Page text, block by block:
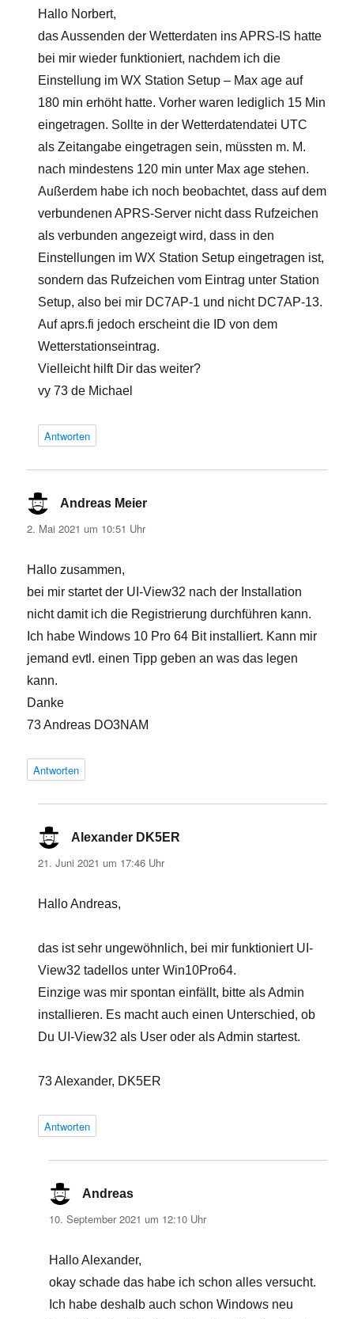
Hallo Norbert,
das Aussenden der Wetterdaten ins APRS-IS hatte
bei mir wieder funktioniert, nachdem ich die
Einstellung im WX Station Setup – Max age auf
180 min erhöht hatte. Vorher waren lediglich 15 Min
eingetragen. Sollte in der Wetterdatendatei UTC
als Zeitangabe eingetragen sein, müssten m. M.
nach mindestens 120 min unter Max age stehen.
Außerdem habe ich noch beobachtet, dass auf dem
verbundenen APRS-Server nicht dass Rufzeichen
als verbunden angezeigt wird, dass in den
Einstellungen im WX Station Setup eingetragen ist,
sondern das Rufzeichen vom Eintrag unter Station
Setup, also bei mir DC7AP-1 und nicht DC7AP-13.
Auf aprs.fi jedoch erscheint die ID von dem
Wetterstationseintrag.
Vielleicht hilft Dir das weiter?
vy 73 de Michael
Antworten
Andreas Meier
2. Mai 2021 um 10:51 Uhr
Hallo zusammen,
bei mir startet der UI-View32 nach der Installation
nicht damit ich die Registrierung durchführen kann.
Ich habe Windows 10 Pro 64 Bit installiert. Kann mir
jemand evtl. einen Tipp geben an was das legen
kann.
Danke
73 Andreas DO3NAM
Antworten
Alexander DK5ER
21. Juni 2021 um 17:46 Uhr
Hallo Andreas,
das ist sehr ungewöhnlich, bei mir funktioniert UI-
View32 tadellos unter Win10Pro64.
Einzige was mir spontan einfällt, bitte als Admin
installieren. Es macht auch einen Unterschied, ob
Du UI-View32 als User oder als Admin startest.
73 Alexander, DK5ER
Antworten
Andreas
10. September 2021 um 12:10 Uhr
Hallo Alexander,
okay schade das habe ich schon alles versucht.
Ich habe deshalb auch schon Windows neu